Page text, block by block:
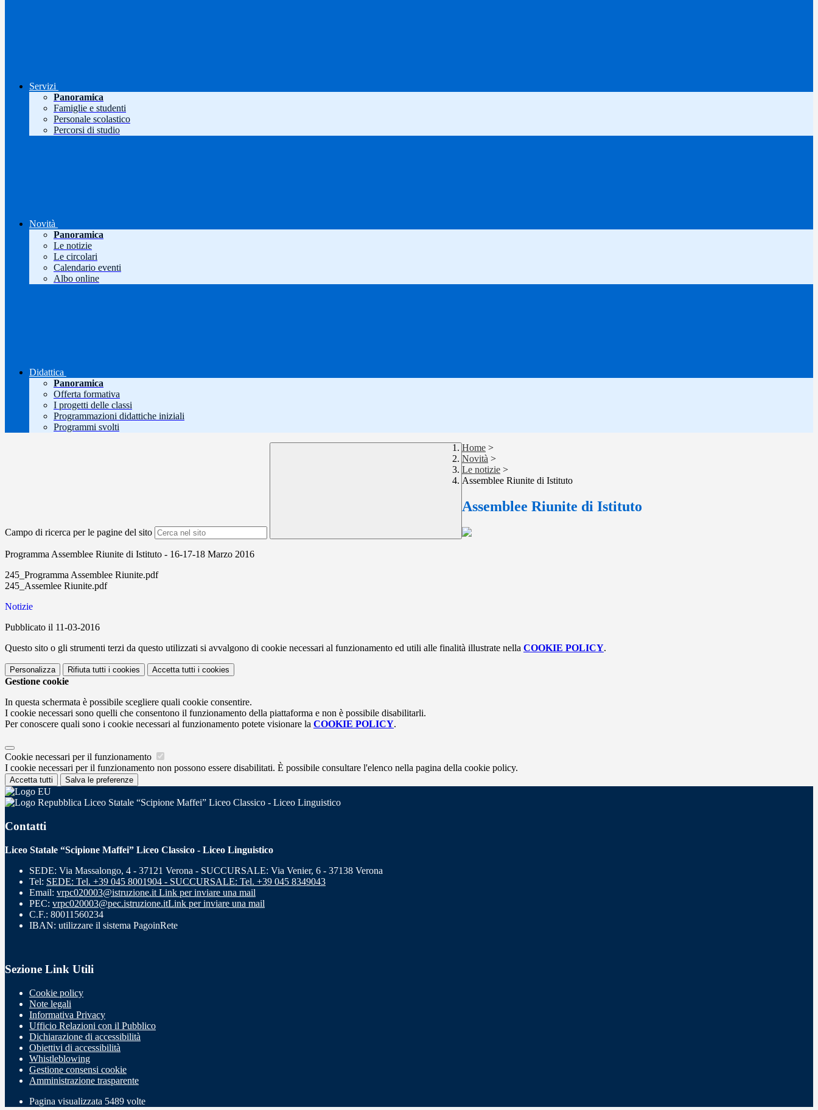
Servizi
Panoramica
Famiglie e studenti
Personale scolastico
Percorsi di studio
Novità
Panoramica
Le notizie
Le circolari
Calendario eventi
Albo online
Didattica
Panoramica
Offerta formativa
I progetti delle classi
Programmazioni didattiche iniziali
Programmi svolti
Campo di ricerca per le pagine del sito
Home >
Novità >
Le notizie >
Assemblee Riunite di Istituto
Assemblee Riunite di Istituto
Programma Assemblee Riunite di Istituto - 16-17-18 Marzo 2016
245_Programma Assemblee Riunite.pdf
245_Assemlee Riunite.pdf
Notizie
Pubblicato il 11-03-2016
Questo sito o gli strumenti terzi da questo utilizzati si avvalgono di cookie necessari al funzionamento ed utili alle finalità illustrate nella COOKIE POLICY.
Personalizza Rifiuta tutti i cookies Accetta tutti i cookies
Gestione cookie
In questa schermata è possibile scegliere quali cookie consentire.
I cookie necessari sono quelli che consentono il funzionamento della piattaforma e non è possibile disabilitarli.
Per conoscere quali sono i cookie necessari al funzionamento potete visionare la COOKIE POLICY.
Cookie necessari per il funzionamento
I cookie necessari per il funzionamento non possono essere disabilitati. È possibile consultare l'elenco nella pagina della cookie policy.
Accetta tutti Salva le preferenze
Liceo Statale “Scipione Maffei” Liceo Classico - Liceo Linguistico
Contatti
Liceo Statale “Scipione Maffei” Liceo Classico - Liceo Linguistico
SEDE: Via Massalongo, 4 - 37121 Verona - SUCCURSALE: Via Venier, 6 - 37138 Verona
Tel: SEDE: Tel. +39 045 8001904 - SUCCURSALE: Tel. +39 045 8349043
Email: vrpc020003@istruzione.it Link per inviare una mail
PEC: vrpc020003@pec.istruzione.itLink per inviare una mail
C.F.: 80011560234
IBAN: utilizzare il sistema PagoinRete
Sezione Link Utili
Cookie policy
Note legali
Informativa Privacy
Ufficio Relazioni con il Pubblico
Dichiarazione di accessibilità
Obiettivi di accessibilità
Whistleblowing
Gestione consensi cookie
Amministrazione trasparente
Pagina visualizzata 5489 volte